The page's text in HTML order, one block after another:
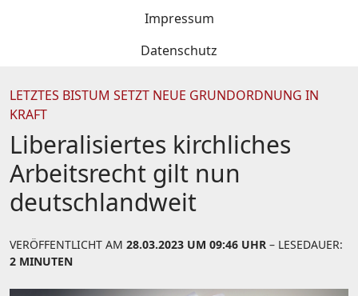
Impressum
Datenschutz
LETZTES BISTUM SETZT NEUE GRUNDORDNUNG IN
KRAFT
Liberalisiertes kirchliches
Arbeitsrecht gilt nun
deutschlandweit
VERÖFFENTLICHT AM 28.03.2023 UM 09:46 UHR – LESEDAUER:
2 MINUTEN